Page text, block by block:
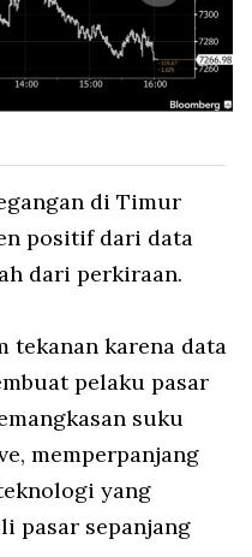
di Timur
positif dari data
dari perkiraan.
tekanan karena data
pelaku pasar
suku
memperpanjang
yang
pasar sepanjang